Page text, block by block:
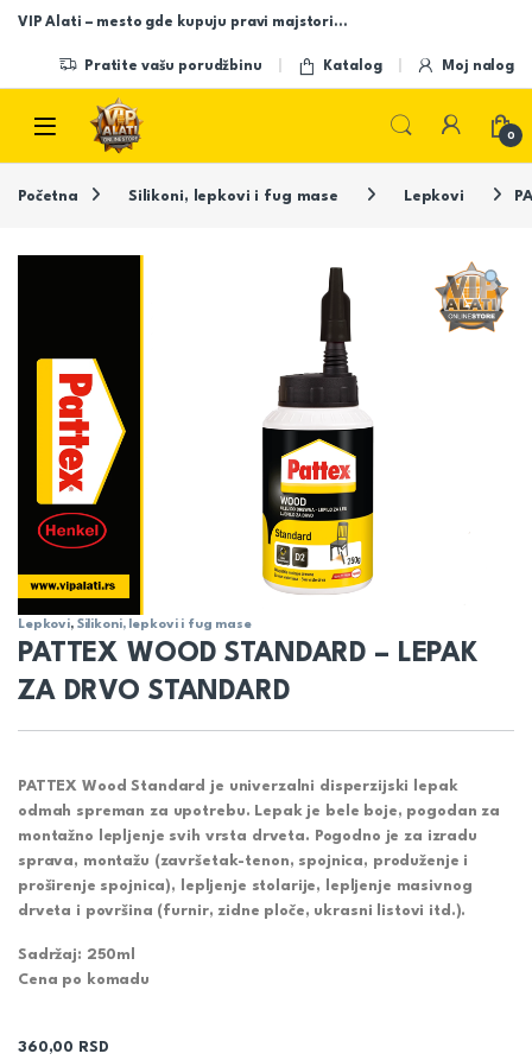
Skip to navigation
Skip to content
VIP Alati – mesto gde kupuju pravi majstori…
Pratite vašu porudžbinu Katalog Moj nalog
Open
0
Početna Silikoni, lepkovi i fug mase Lepkovi
Lepkovi, Silikoni, lepkovi i fug mase
PATTEX WOOD STANDARD – LEPAK
ZA DRVO STANDARD
PATTEX Wood Standard je univerzalni disperzijski lepak
odmah spreman za upotrebu. Lepak je bele boje, pogodan za
montažno lepljenje svih vrsta drveta. Pogodno je za izradu
sprava, montažu (završetak-tenon, spojnica, produženje i
proširenje spojnica), lepljenje stolarije, lepljenje masivnog
drveta i površina (furnir, zidne ploče, ukrasni listovi itd.).
Sadržaj: 250ml
Cena po komadu
360,00
RSD